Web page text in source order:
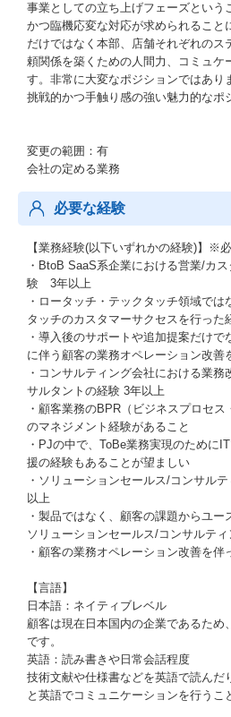
事業としての立ち上げフェーズという
かつ臨機応変な対応が求められること
だけではなく本部、店舗それぞれのス
頼関係を築くための人間力、コミュケ
す。非常に大変なポジションではあり
挑戦的かつ手触り感の強い魅力的なポ
変更の範囲：有
会社の定める業務
必要な経験
【業務経験(以下いずれかの経験)】※
・BtoB SaaS系企業における営業/カ
験 3年以上
・ロータッチ・テックタッチ領域では
タッチのカスタマーサクセスを行った
・導入後のサポートや追加提案だけで
に伴う顧客の業務オペレーション改善
・コンサルティング会社における業
サルタントの経験 3年以上
・顧客業務のBPR（ビジネスプロセ
のマネジメント経験があること
・PJの中で、ToBe業務実現のために
援の経験もあることが望ましい
・ソリューションセールス/コンサル
以上
・製品ではなく、顧客の課題からユ
ソリューションセールス/コンサルテ
・顧客の業務オペレーション改善を伴
【言語】
日本語：ネイティブレベル
顧客は現在日本国内の企業であるため
です。
英語：読み書きや日常会話程度
技術文献や仕様書などを英語で読んだ
と英語でコミュニケーションを行うこ